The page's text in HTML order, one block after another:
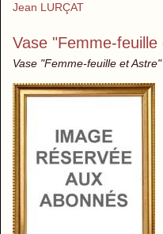
Jean LURÇAT
Vase "Femme-feuille
Vase "Femme-feuille et